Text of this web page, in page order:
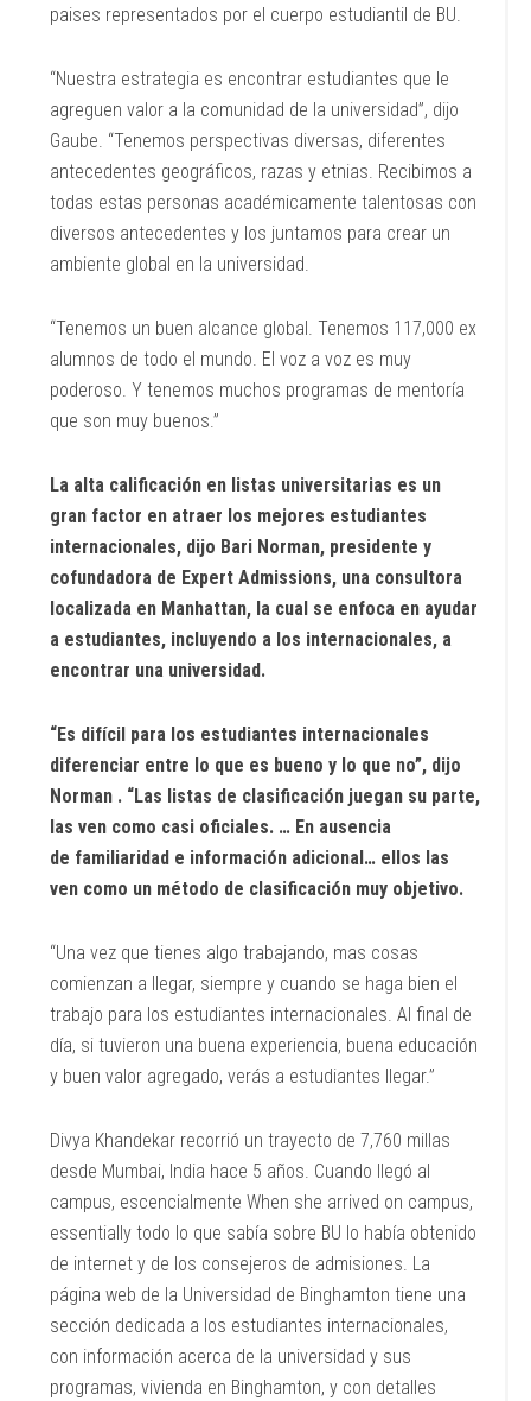
paises representados por el cuerpo estudiantil de BU.
“Nuestra estrategia es encontrar estudiantes que le
agreguen valor a la comunidad de la universidad”, dijo
Gaube. “Tenemos perspectivas diversas, diferentes
antecedentes geográficos, razas y etnias. Recibimos a
todas estas personas académicamente talentosas con
diversos antecedentes y los juntamos para crear un
ambiente global en la universidad.
“Tenemos un buen alcance global. Tenemos 117,000 ex
alumnos de todo el mundo. El voz a voz es muy
poderoso. Y tenemos muchos programas de mentoría
que son muy buenos.”
La alta calificación en listas universitarias es un
gran factor en atraer los mejores estudiantes
internacionales, dijo Bari Norman, presidente y
cofundadora de Expert Admissions, una consultora
localizada en Manhattan, la cual se enfoca en ayudar
a estudiantes, incluyendo a los internacionales, a
encontrar una universidad.
“Es difícil para los estudiantes internacionales
diferenciar entre lo que es bueno y lo que no”, dijo
Norman . “Las listas de clasificación juegan su parte,
las ven como casi oficiales. … En ausencia
de familiaridad e información adicional… ellos las
ven como un método de clasificación muy objetivo.
“Una vez que tienes algo trabajando, mas cosas
comienzan a llegar, siempre y cuando se haga bien el
trabajo para los estudiantes internacionales. Al final de
día, si tuvieron una buena experiencia, buena educación
y buen valor agregado, verás a estudiantes llegar.”
Divya Khandekar recorrió un trayecto de 7,760 millas
desde Mumbai, India hace 5 años. Cuando llegó al
campus, escencialmente When she arrived on campus,
essentially todo lo que sabía sobre BU lo había obtenido
de internet y de los consejeros de admisiones. La
página web de la Universidad de Binghamton tiene una
sección dedicada a los estudiantes internacionales,
con información acerca de la universidad y sus
programas, vivienda en Binghamton, y con detalles